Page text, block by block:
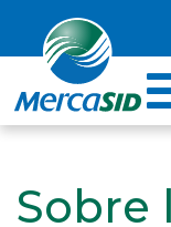
Sobre